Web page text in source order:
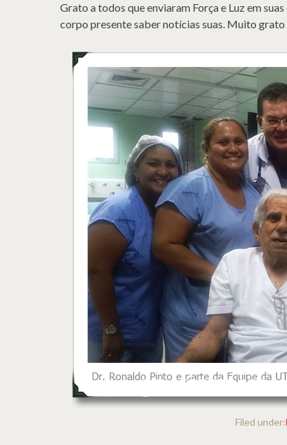
Grato a todos que enviaram Força e Luz em
corpo presente saber notícias suas. Muito
Filed under: